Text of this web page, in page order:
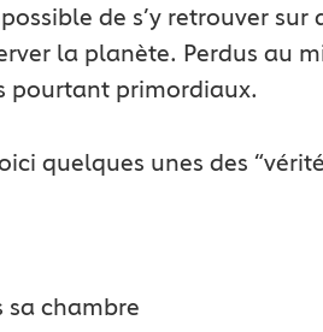
de s’y retrouver
la planète. Perdus au
pourtant primordiaux.
quelques unes des
sa chambre